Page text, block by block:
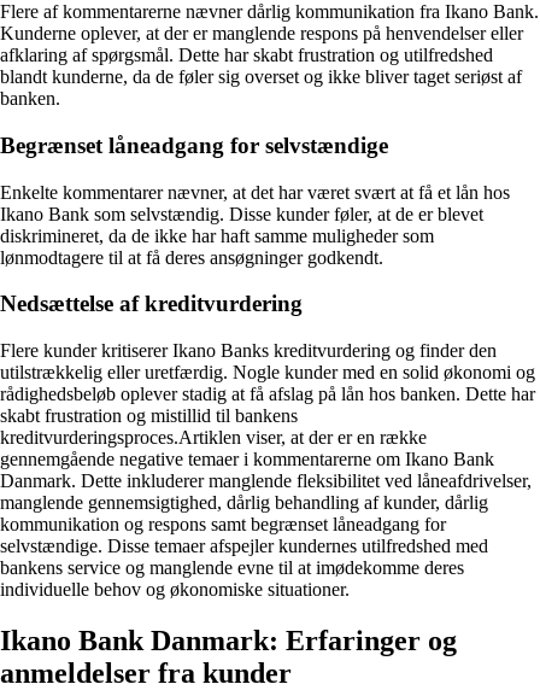
Flere af kommentarerne nævner dårlig kommunikation fra Ikano Bank.
Kunderne oplever, at der er manglende respons på henvendelser eller
afklaring af spørgsmål. Dette har skabt frustration og utilfredshed
blandt kunderne, da de føler sig overset og ikke bliver taget seriøst af
banken.
Begrænset låneadgang for selvstændige
Enkelte kommentarer nævner, at det har været svært at få et lån hos
Ikano Bank som selvstændig. Disse kunder føler, at de er blevet
diskrimineret, da de ikke har haft samme muligheder som
lønmodtagere til at få deres ansøgninger godkendt.
Nedsættelse af kreditvurdering
Flere kunder kritiserer Ikano Banks kreditvurdering og finder den
utilstrækkelig eller uretfærdig. Nogle kunder med en solid økonomi og
rådighedsbeløb oplever stadig at få afslag på lån hos banken. Dette har
skabt frustration og mistillid til bankens
kreditvurderingsproces.Artiklen viser, at der er en række
gennemgående negative temaer i kommentarerne om Ikano Bank
Danmark. Dette inkluderer manglende fleksibilitet ved låneafdrivelser,
manglende gennemsigtighed, dårlig behandling af kunder, dårlig
kommunikation og respons samt begrænset låneadgang for
selvstændige. Disse temaer afspejler kundernes utilfredshed med
bankens service og manglende evne til at imødekomme deres
individuelle behov og økonomiske situationer.
Ikano Bank Danmark: Erfaringer og
anmeldelser fra kunder